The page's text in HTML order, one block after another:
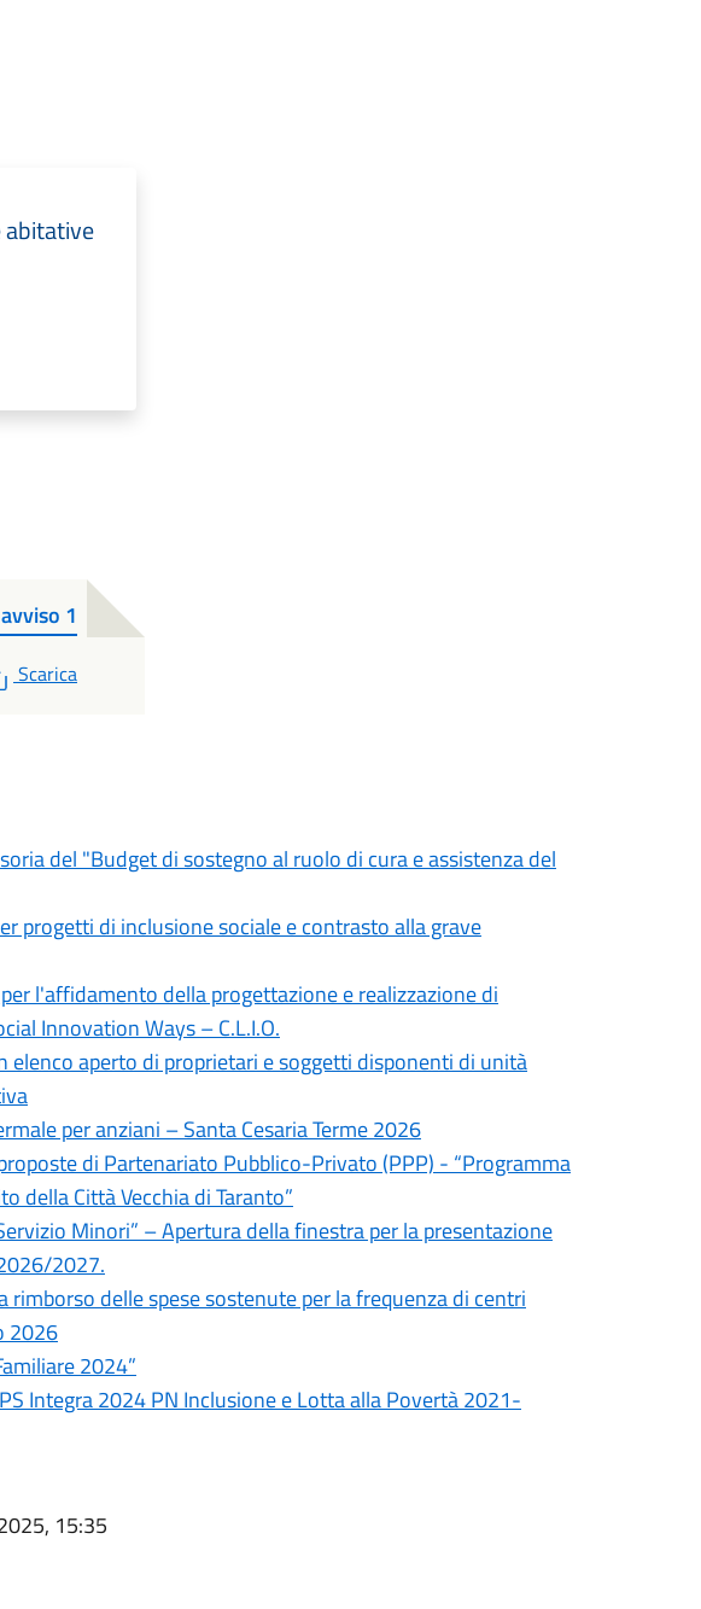
abitative
1
PDF
Scarica
del "Budget di sostegno al ruolo di cura e assistenza del
progetti di inclusione sociale e contrasto alla grave
l'affidamento della progettazione e realizzazione di
Innovation Ways – C.L.I.O.
elenco aperto di proprietari e soggetti disponenti di unità
per anziani – Santa Cesaria Terme 2026
di Partenariato Pubblico-Privato (PPP) - “Programma
della Città Vecchia di Taranto”
Minori” – Apertura della finestra per la presentazione
2027.
delle spese sostenute per la frequenza di centri
2026
2024”
Integra 2024 PN Inclusione e Lotta alla Povertà 2021-
15:35